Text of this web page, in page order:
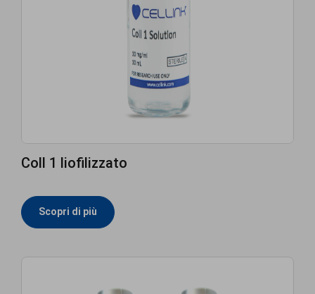
Coll 1 liofilizzato
Scopri di più